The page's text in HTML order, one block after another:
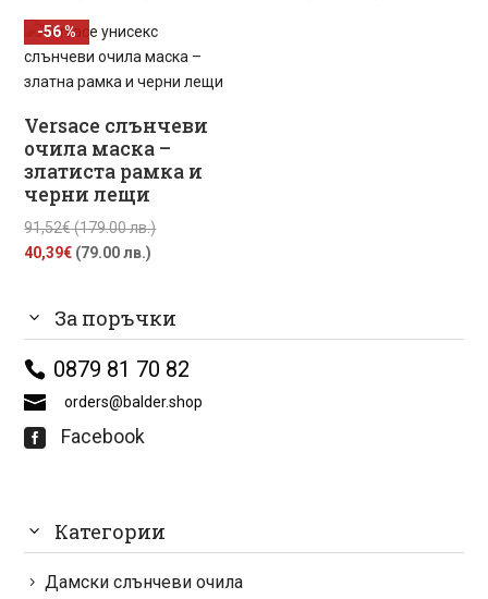
99,00€
(193.63
лв.).
е:
45,00€
(88.00
Versace слънчеви
очила маска –
златиста рамка и
черни лещи
91,52€(179.00 лв.)Original
(179.00
40,39€ (79.00 лв.)
40,39€
лв.).
-56 %
За поръчки
0879 81 70 82
orders@balder.shop
 Facebook
Категории
Дамски слънчеви очила